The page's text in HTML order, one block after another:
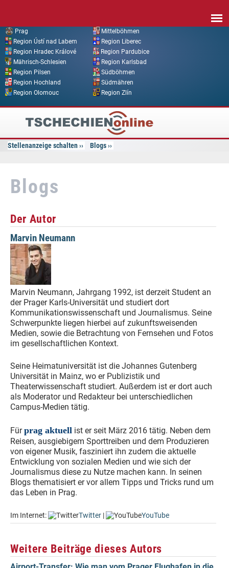
Prag
Mittelböhmen
Region Ústí nad Labem
Region Liberec
Region Hradec Králové
Region Pardubice
Mährisch-Schlesien
Region Karlsbad
Region Pilsen
Südböhmen
Region Hochland
Südmähren
Region Olomouc
Region Zlín
Tschechien
Online
Stellenanzeige schalten Blogs
Blogs
Der Autor
Marvin Neumann
Marvin Neumann, Jahrgang 1992, ist derzeit Student an
der Prager Karls-Universität und studiert dort
Kommunikationswissenschaft und Journalismus. Seine
Schwerpunkte liegen hierbei auf zukunftsweisenden
Medien, sowie die Betrachtung von Fernsehen und Fotos
im gesellschaftlichen Kontext.
Seine Heimatuniversität ist die Johannes Gutenberg
Universität in Mainz, wo er Publizistik und
Theaterwissenschaft studiert. Außerdem ist er dort auch
als Moderator und Redakteur bei unterschiedlichen
Campus-Medien tätig.
Fürprag aktuell ist er seit März 2016 tätig. Neben dem
Reisen, ausgiebigem Sporttreiben und dem Produzieren
von eigener Musik, fasziniert ihn zudem die aktuelle
Entwicklung von sozialen Medien und wie sich der
Journalismus diese zu Nutze machen kann. In seinen
Blogs thematisiert er vor allem Tipps und Tricks rund um
das Leben in Prag.
Im Internet: Twitter | YouTube
Weitere Beiträge dieses Autors